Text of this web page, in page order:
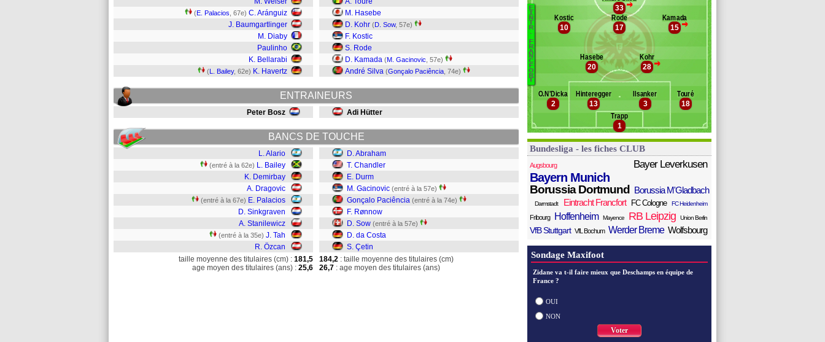
(E. Palacios , 67e) C. Aránguiz
J. Baumgartlinger
M. Diaby
Paulinho
K. Bellarabi
(L. Bailey, 62e) K. Havertz
M. Hasebe
D. Kohr (D. Sow, 57e)
F. Kostic
S. Rode
D. Kamada (M. Gacinovic , 57e)
André Silva (Gonçalo Paciência , 74e)
ENTRAINEURS
Peter Bosz Adi Hütter
BANCS DE TOUCHE
L. Alario
(entré à la 62e) L. Bailey
K. Demirbay
A. Dragovic
(entré à la 67e) E. Palacios
D. Sinkgraven
A. Stanilewicz
(entré à la 35e) J. Tah
R. Özcan
D. Abraham
T. Chandler
E. Durm
M. Gacinovic (entré à la 57e)
Gonçalo Paciência (entré à la 74e)
F. Rønnow
D. Sow (entré à la 57e)
D. da Costa
S. Çetin
taille moyenne des titulaires (cm) : 181,5
age moyen des titulaires (ans) : 25,6
184,2 : taille moyenne des titulaires (cm)
26,7 : age moyen des titulaires (ans)
Özcan
Banc des remplaçants Eintr. Francfort
Abraham
Gonçalo Paciência
Ronnow
Sow
da Costa
E
I
N
T
R
.
F
R
A
N
C
F
O
R
1
Trapp
18
Touré
3
Ilsanker
13
Hinteregger
2
O.N'Dicka
>
28
Kohr
20
Hasebe
>
15
Kamada
17
Rode
10
Kostic
>
33
Bundesliga - les fiches CLUB
Augsbourg Bayer Leverkusen
Bayern Munich
Borussia Dortmund Borussia M'Gladbach
Darmstadt Eintracht Francfort FC Cologne FC Heidenheim
Fribourg Hoffenheim Mayence RB Leipzig Union Berlin
VfB Stuttgart VfL Bochum Werder Breme Wolfsbourg
Sondage Maxifoot
Zidane va t-il faire mieux que Deschamps en équipe de
France ?
OUI
NON
Voter